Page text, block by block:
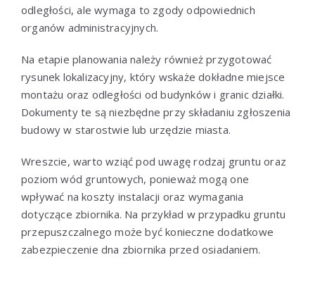
odległości, ale wymaga to zgody odpowiednich
organów administracyjnych.
Na etapie planowania należy również przygotować
rysunek lokalizacyjny, który wskaże dokładne miejsce
montażu oraz odległości od budynków i granic działki.
Dokumenty te są niezbędne przy składaniu zgłoszenia
budowy w starostwie lub urzędzie miasta.
Wreszcie, warto wziąć pod uwagę rodzaj gruntu oraz
poziom wód gruntowych, ponieważ mogą one
wpływać na koszty instalacji oraz wymagania
dotyczące zbiornika. Na przykład w przypadku gruntu
przepuszczalnego może być konieczne dodatkowe
zabezpieczenie dna zbiornika przed osiadaniem.